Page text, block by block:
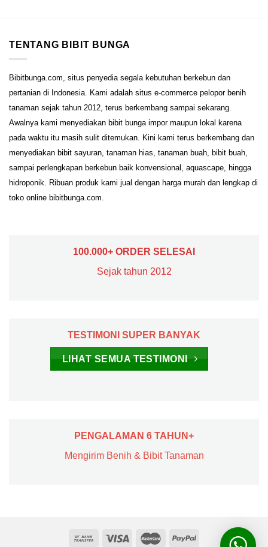
TENTANG BIBIT BUNGA
Bibitbunga.com, situs penyedia segala kebutuhan berkebun dan
pertanian di Indonesia. Kami adalah situs e-commerce pelopor benih
tanaman sejak tahun 2012, terus berkembang sampai sekarang.
Awalnya kami menyediakan bibit bunga impor maupun lokal karena
pada waktu itu masih sulit ditemukan. Kini kami terus berkembang dan
menyediakan bibit sayuran, tanaman hias, tanaman buah, bibit buah,
sampai perlengkapan berkebun baik konvensional, aquascape, hingga
hidroponik. Ribuan produk kami jual dengan harga murah dan lengkap di
toko online bibitbunga.com.
100.000+ ORDER SELESAI
Sejak tahun 2012
TESTIMONI SUPER BANYAK
LIHAT SEMUA TESTIMONI
PENGALAMAN 6 TAHUN+
Mengirim Benih & Bibit Tanaman